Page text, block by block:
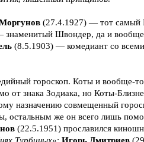
(27.4.1927) — тот самый
знаменитый Швондер, да и вообще
(8.5.1903) — комедиант со
гороскоп. Коты и вообще-
от знака Зодиака, но Коты-
назначению совмещенный
остальным же он всего лишь
(22.5.1951) прославился